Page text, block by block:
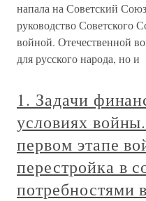
напала на Советский
руководство Советского
войной. Отечественной
для русского народа, но и
1. Задачи
условиях
первом этапе
перестройка в
потребностями